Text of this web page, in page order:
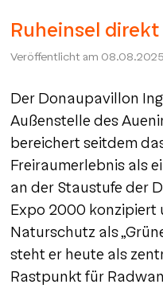
Ruheinsel
Veröffentlicht am 08.08.2025
Der Donaupavillon
Außenstelle des
bereichert seitdem
Freiraumerlebnis als
an der Staustufe der
Expo 2000 konzipiert
Naturschutz als
steht er heute als
Rastpunkt für